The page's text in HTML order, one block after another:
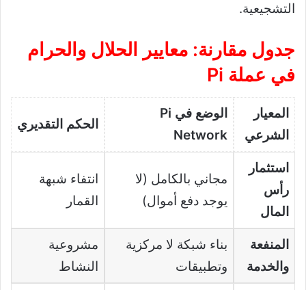
التشجيعية.
جدول مقارنة: معايير الحلال والحرام
في عملة Pi
المعيار
الشرعي
الوضع في Pi
Network
الحكم التقديري
استثمار
رأس
المال
مجاني بالكامل (لا
يوجد دفع أموال)
انتفاء شبهة
القمار
المنفعة
والخدمة
بناء شبكة لا مركزية
وتطبيقات
مشروعية
النشاط